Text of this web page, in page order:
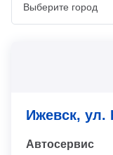
Ижевск, ул.
Автосервис